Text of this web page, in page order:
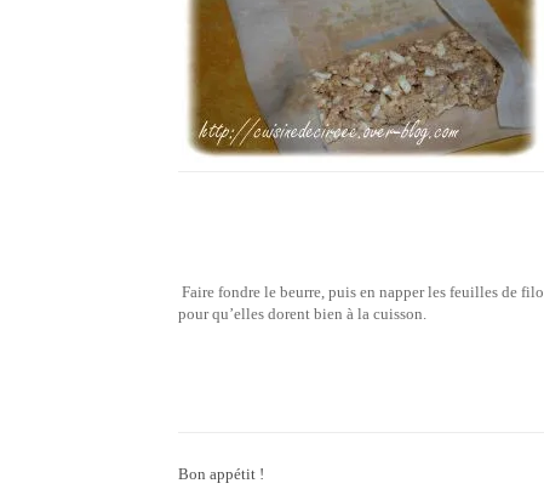
Faire fondre le beurre, puis en napper les feuilles de filo
pour qu’elles dorent bien à la cuisson.
Bon appétit !